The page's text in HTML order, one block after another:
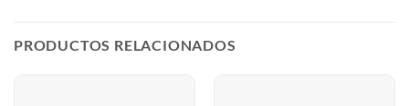
PRODUCTOS RELACIONADOS